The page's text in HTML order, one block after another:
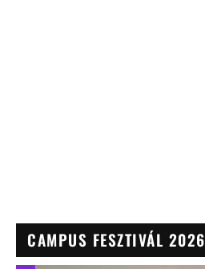
CAMPUS FESZTIVÁL 2026